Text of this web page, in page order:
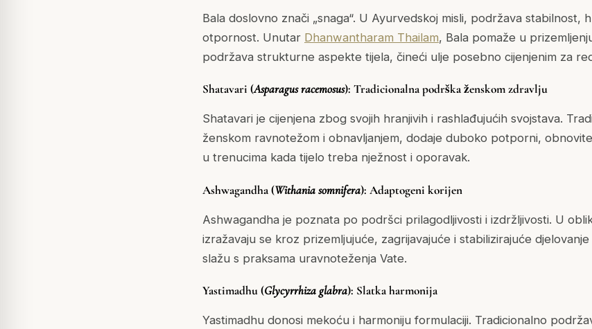
Bala doslovno znači „snaga“. U Ayurvedskoj misli, podržava stabilnost,
otpornost. Unutar Dhanwantharam Thailam, Bala pomaže u
podržava strukturne aspekte tijela, čineći ulje posebno cijenjenim za
Shatavari (Asparagus racemosus): Tradicionalna podrška ženskom zdravlju
Shatavari je cijenjena zbog svojih hranjivih i rashlađujućih svojstava.
ženskom ravnotežom i obnavljanjem, dodaje duboko potporni,
u trenucima kada tijelo treba nježnost i oporavak.
Ashwagandha (Withania somnifera): Adaptogeni korijen
Ashwagandha je poznata po podršci prilagodljivosti i izdržljivosti. U
izražavaju se kroz prizemljujuće, zagrijavajuće i stabilizirajuće
slažu s praksama uravnoteženja Vate.
Yastimadhu (Glycyrrhiza glabra): Slatka harmonija
Yastimadhu donosi mekoću i harmoniju formulaciji. Tradicionalno